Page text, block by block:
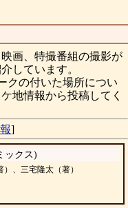
画、特撮番組の撮影が
しています。
クの付いた場所につい
地情報から投稿してく
]
ックス)
、三宅隆太（著）